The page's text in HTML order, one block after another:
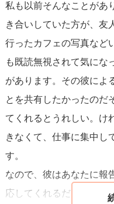
り取りは短くたわいもな
性）とやり取りを続けて
は気に入ってるけど、恋
楽しいし、女としては魅
から体の関係になりたい
その男性から見たら私は
返してくれる気に入って
せんでした。
お相手様からのアプロー
うでしたら、関係性をは
私も以前そんなことがあ
き合いしていた方が、友
行ったカフェの写真など
も既読無視されて気にな
があります。その彼によ
とを共有したかったのだ
てくれるとうれしい。け
きなくて、仕事に集中し
す。
なので、彼はあなたに報
応してくれるだけでうれ